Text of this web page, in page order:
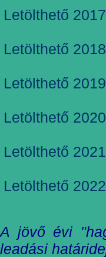
Letölthető
Letölthető
Letölthető
Letölthető
Letölthető
Letölthető
A jövő évi
leadási